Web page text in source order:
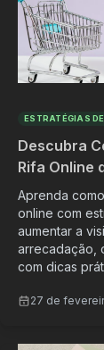
ESTRATÉGIAS
Descubra
Rifa Online
Aprenda
online com
aumentar a
arrecadação,
com dicas
27 de